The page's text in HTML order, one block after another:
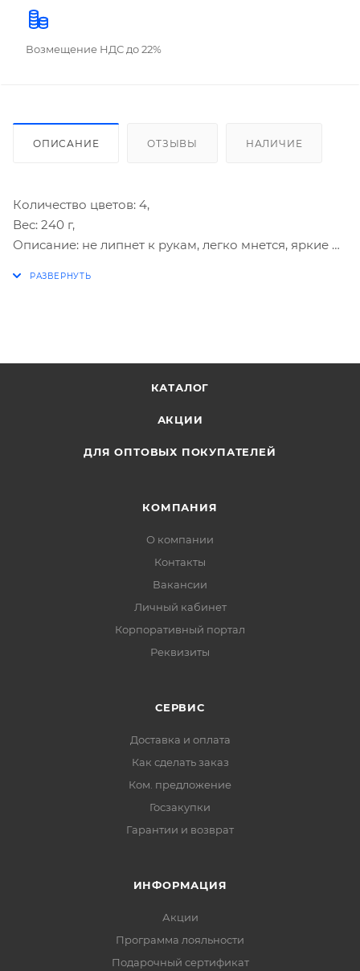
Возмещение НДС до 22%
ОПИСАНИЕ ОТЗЫВЫ НАЛИЧИЕ
Количество цветов: 4,
Вес: 240 г,
Описание: не липнет к рукам, легко мнется, яркие и
КАТАЛОГ
АКЦИИ
ДЛЯ ОПТОВЫХ ПОКУПАТЕЛЕЙ
КОМПАНИЯ
О компании
Контакты
Вакансии
Личный кабинет
Корпоративный портал
Реквизиты
СЕРВИС
Доставка и оплата
Как сделать заказ
Ком. предложение
Госзакупки
Гарантии и возврат
ИНФОРМАЦИЯ
Акции
Программа лояльности
Подарочный сертификат